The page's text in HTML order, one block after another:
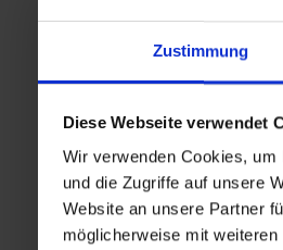
Zustimmung
Diese Webseite verwendet
Wir verwenden Cookies,
und die Zugriffe auf unsere
Website an unsere Partner
möglicherweise mit